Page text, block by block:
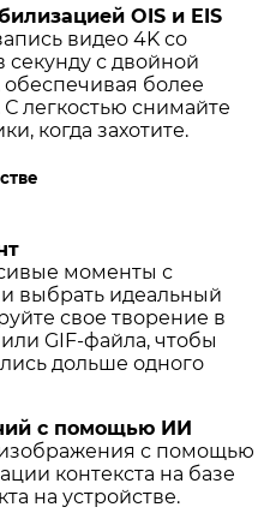
OIS и EIS
видео 4K со
секунду с двойной
обеспечивая более
легкостью снимайте
когда захотите.
моменты с
выбрать идеальный
свое творение в
GIF-файла, чтобы
дольше одного
с помощью ИИ
с помощью
контекста на базе
на устройстве.